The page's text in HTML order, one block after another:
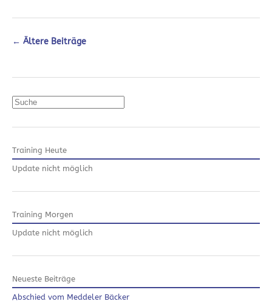
← Ältere Beiträge
Suchen
Training Heute
Update nicht möglich
Training Morgen
Update nicht möglich
Neueste Beiträge
Abschied vom Meddeler Bäcker